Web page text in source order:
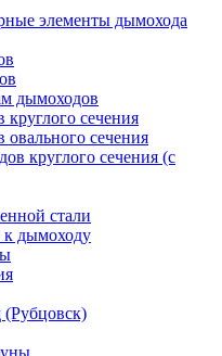
элементы дымохода
дымоходов
круглого сечения
овального сечения
круглого сечения (с
стали
дымоходу